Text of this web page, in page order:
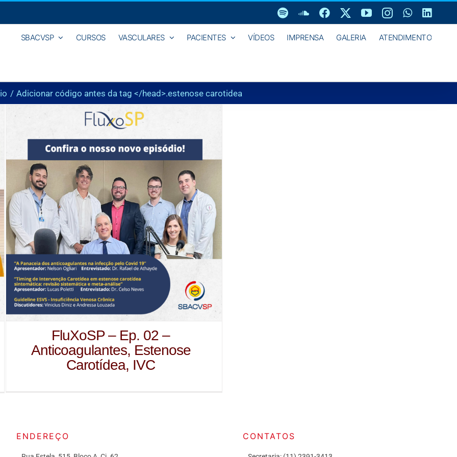
SpotifySoundCloud
FacebookYouTubeInstagram
SBACVSP CURSOS VASCULARES PACIENTES VÍDEOS IMPRENSA GALERIA ATENDIMENTO
Adicionar código antes da tag </head>.estenose carotidea
FluXoSP – Ep. 02 –
Anticoagulantes, Estenose
Carotídea, IVC
ENDEREÇO CONTATOS